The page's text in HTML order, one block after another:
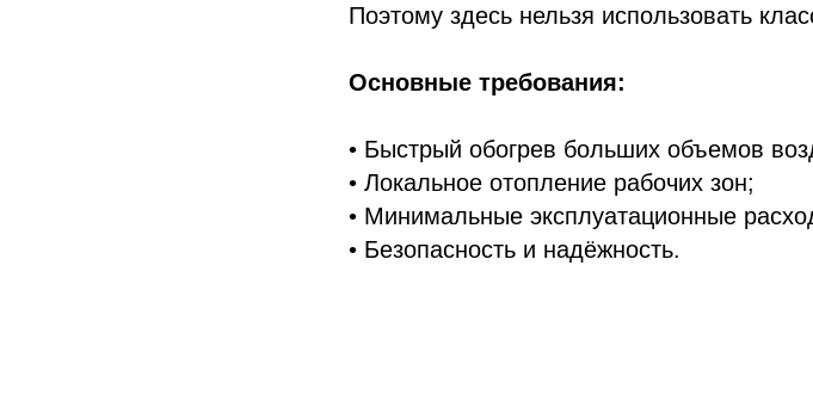
Поэтому здесь нельзя использовать
Основные требования:
• Быстрый обогрев больших объемов
• Локальное отопление рабочих зон;
• Минимальные эксплуатационные
• Безопасность и надёжность.